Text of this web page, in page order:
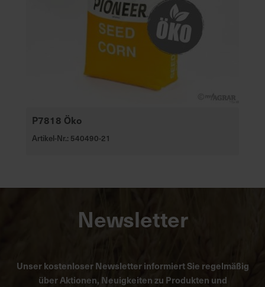
P7818 Öko
Artikel-Nr.: 540490-21
Newsletter
Unser kostenloser Newsletter informiert Sie regelmäßig
über Aktionen, Neuigkeiten zu Produkten und